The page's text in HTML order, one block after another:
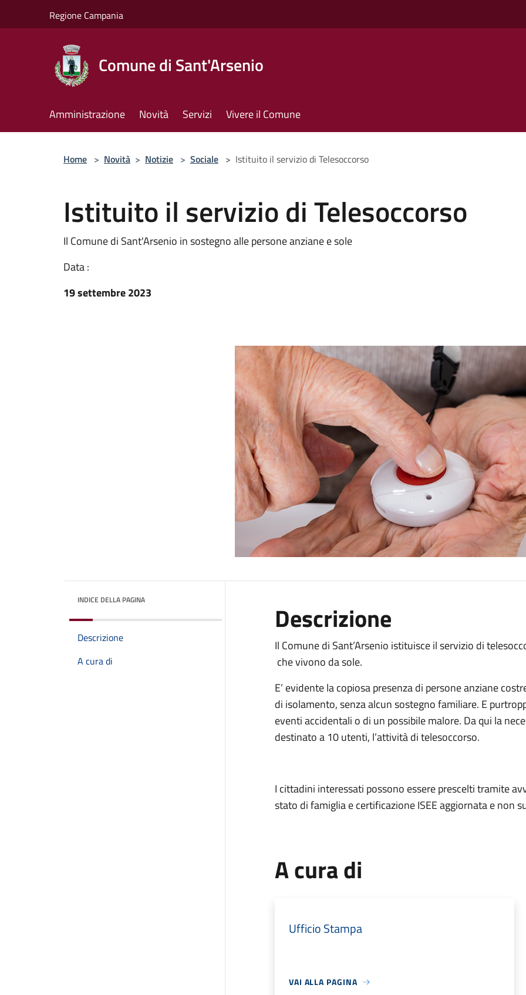
Regione Campania
Comune di Sant'Arsenio
Amministrazione Novità Servizi Vivere il Comune
Home > Novità > Notizie > Sociale > Istituito il servizio di Telesoccorso
Istituito il servizio di Telesoccorso
Il Comune di Sant'Arsenio in sostegno alle persone anziane e sole
Data :
19 settembre 2023
INDICE DELLA PAGINA
Descrizione
A cura di
Descrizione
Il Comune di Sant’Arsenio istituisce il servizio di
che vivono da sole.
E’ evidente la copiosa presenza di persone anziane
di isolamento, senza alcun sostegno familiare. E
eventi accidentali o di un possibile malore. Da qui la
destinato a 10 utenti, l’attività di telesoccorso.
I cittadini interessati possono essere prescelti tramite
stato di famiglia e certificazione ISEE aggiornata e non
A cura di
Ufficio Stampa
VAI ALLA PAGINA